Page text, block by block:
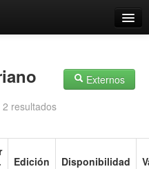
Externos
resultados
Edición Disponibilidad